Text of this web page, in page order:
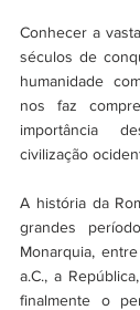
Conhecer a
séculos de
humanidade
nos faz
importância
civilização
A história da
grandes
Monarquia,
a.C., a
finalmente o